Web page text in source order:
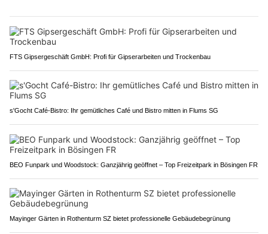
FTS Gipsergeschäft GmbH: Profi für Gipserarbeiten und Trockenbau
s'Gocht Café-Bistro: Ihr gemütliches Café und Bistro mitten in Flums SG
BEO Funpark und Woodstock: Ganzjährig geöffnet – Top Freizeitpark in Bösingen FR
Mayinger Gärten in Rothenturm SZ bietet professionelle Gebäudebegrünung